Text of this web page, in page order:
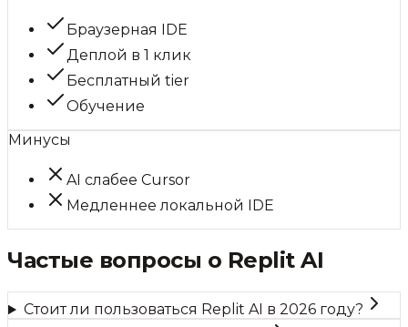
Браузерная IDE
Деплой в 1 клик
Бесплатный tier
Обучение
Минусы
AI слабее Cursor
Медленнее локальной IDE
Частые вопросы о Replit AI
Стоит ли пользоваться Replit AI в 2026 году?